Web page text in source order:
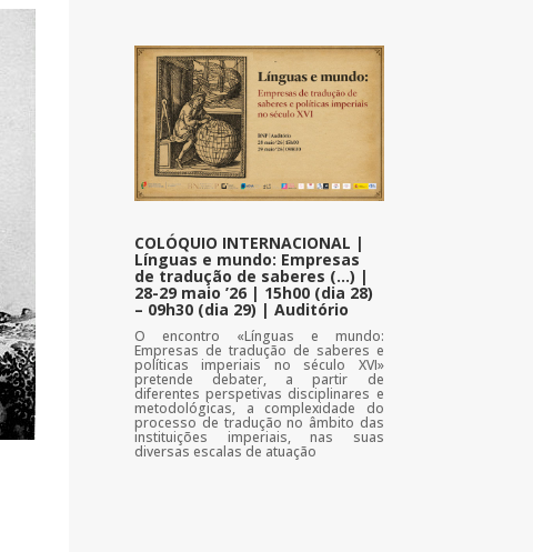
COLÓQUIO INTERNACIONAL |
Línguas e mundo: Empresas
de tradução de saberes (…) |
28-29 maio ’26 | 15h00 (dia 28)
– 09h30 (dia 29) | Auditório
O encontro «Línguas e mundo:
Empresas de tradução de saberes e
políticas imperiais no século XVI»
pretende debater, a partir de
diferentes perspetivas disciplinares e
metodológicas, a complexidade do
processo de tradução no âmbito das
instituições imperiais, nas suas
diversas escalas de atuação